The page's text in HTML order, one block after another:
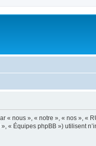
nous », « notre », « nos », «
« Équipes phpBB ») utilisent